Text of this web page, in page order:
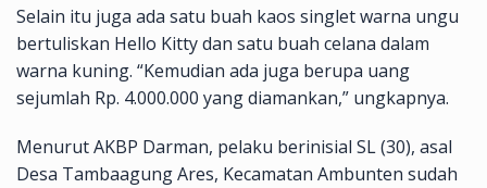
Selain itu juga ada satu buah kaos singlet warna ungu
bertuliskan Hello Kitty dan satu buah celana dalam
warna kuning. “Kemudian ada juga berupa uang
sejumlah Rp. 4.000.000 yang diamankan,” ungkapnya.
Menurut AKBP Darman, pelaku berinisial SL (30), asal
Desa Tambaagung Ares, Kecamatan Ambunten sudah